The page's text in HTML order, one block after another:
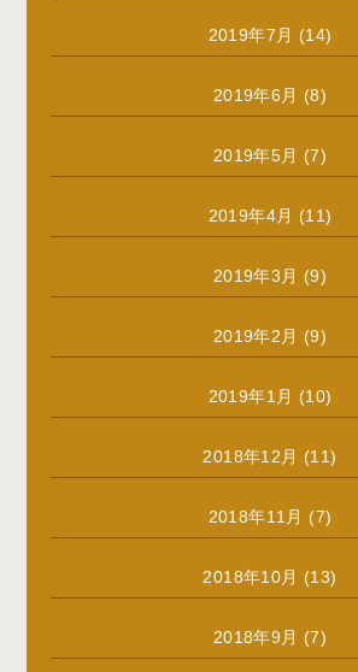
2019年7月 (14)
2019年6月 (8)
2019年5月 (7)
2019年4月 (11)
2019年3月 (9)
2019年2月 (9)
2019年1月 (10)
2018年12月 (11)
2018年11月 (7)
2018年10月 (13)
2018年9月 (7)